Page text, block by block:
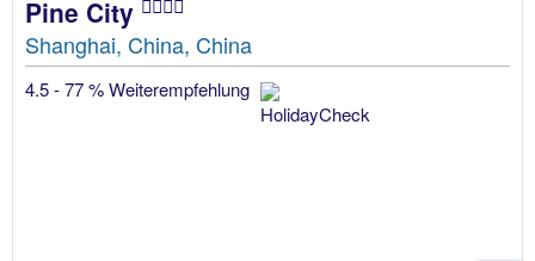
Pine City
Shanghai, China, China
4.5 - 77 % Weiterempfehlung